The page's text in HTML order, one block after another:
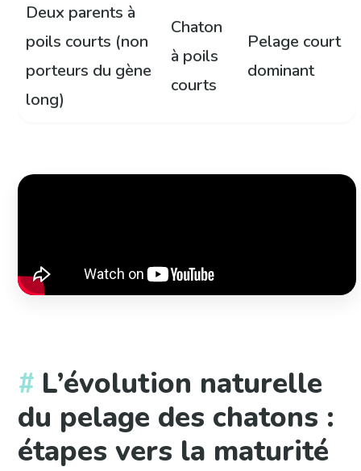
Deux parents à
poils courts (non
porteurs du gène
long)
Chaton
à poils
courts
Pelage court
dominant
L’évolution naturelle
du pelage des chatons :
étapes vers la maturité